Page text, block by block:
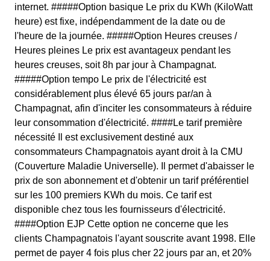
internet. #####Option basique Le prix du KWh (KiloWatt
heure) est fixe, indépendamment de la date ou de
l'heure de la journée. #####Option Heures creuses /
Heures pleines Le prix est avantageux pendant les
heures creuses, soit 8h par jour à Champagnat.
#####Option tempo Le prix de l'électricité est
considérablement plus élevé 65 jours par/an à
Champagnat, afin d'inciter les consommateurs à réduire
leur consommation d'électricité. ####Le tarif première
nécessité Il est exclusivement destiné aux
consommateurs Champagnatois ayant droit à la CMU
(Couverture Maladie Universelle). Il permet d'abaisser le
prix de son abonnement et d'obtenir un tarif préférentiel
sur les 100 premiers KWh du mois. Ce tarif est
disponible chez tous les fournisseurs d'électricité.
####Option EJP Cette option ne concerne que les
clients Champagnatois l'ayant souscrite avant 1998. Elle
permet de payer 4 fois plus cher 22 jours par an, et 20%